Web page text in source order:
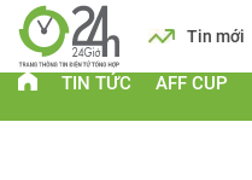
Lịch Tin mới
TIN TỨC AFF CUP